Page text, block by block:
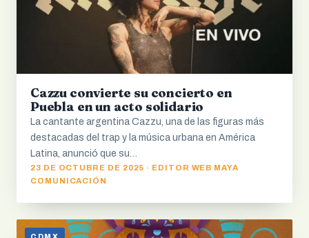
Cazzu convierte su concierto en
Puebla en un acto solidario
La cantante argentina Cazzu, una de las figuras más
destacadas del trap y la música urbana en América
Latina, anunció que su…
23 DE OCTUBRE DE 2025 · EDITOR WEB MAYA
COMUNICACIÓN